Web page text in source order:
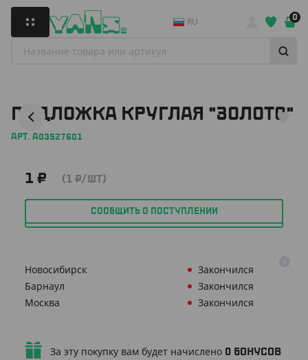
RU 0
ПОДЛОЖКА КРУГЛАЯ "ЗОЛОТО"
АРТ. A03527601
1 ₽ (1 ₽/ШТ)
СООБЩИТЬ О ПОСТУПЛЕНИИ
Новосибирск
Закончился
Барнаул
Закончился
Москва
Закончился
За эту покупку вам будет начислено 0 бонусов